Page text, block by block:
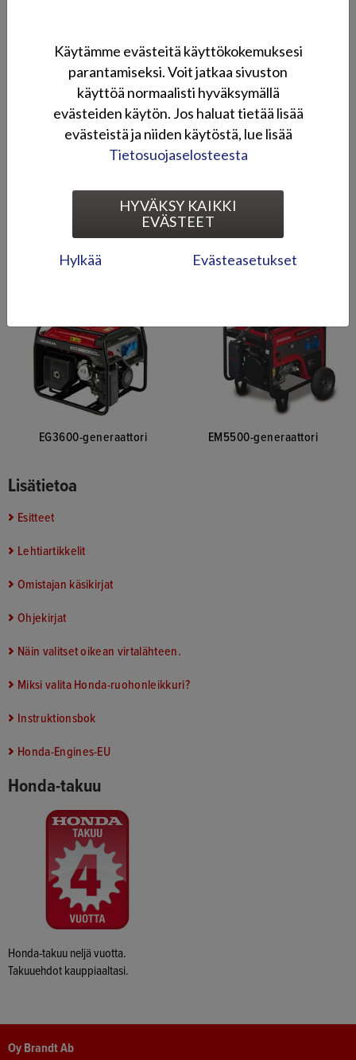
Malli: GX390
Tyyppi: 1-syl. OHV
Tilavuus: 389 cm 3
Teho: 11,7/8,7/3600 (hv/kW/min-1 )
Maks. vääntö: 26,5/2500 (Nm/min -1)
Tekniset tiedot
Kuvagalleria
Honda-generaattorit
EG3600-generaattori EM5500-generaattori
Lisätietoa
Esitteet
Lehtiartikkelit
Omistajan käsikirjat
Ohjekirjat
Näin valitset oikean virtalähteen.
Miksi valita Honda-ruohonleikkuri?
Instruktionsbok
Honda-Engines-EU
Honda-takuu
Honda-takuu neljä vuotta.
Takuuehdot kauppiaaltasi.
Oy Brandt Ab
Käytämme evästeitä käyttökokemuksesi
parantamiseksi. Voit jatkaa sivuston
käyttöä normaalisti hyväksymällä
evästeiden käytön. Jos haluat tietää lisää
evästeistä ja niiden käytöstä, lue lisää
Tietosuojaselosteesta
HYVÄKSY KAIKKI
EVÄSTEET
Hylkää Evästeasetukset